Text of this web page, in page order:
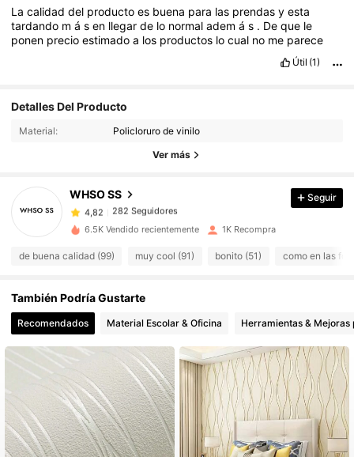
Lacalidaddel productoes buena para las prendasyesta
tardando másen llegarde lo normalademás . Deque le
ponen precioestimadoa los productos locual no me parece
Útil (1)
Detalles Del Producto
Material: Policloruro de vinilo
Ver más
WHSO SS
4,82 282 Seguidores
282 Seguidores
4,82 282 Seguidores
4,82 282 Seguidores
4,82
282 Seguidores
4,82 282 Seguidores
Seguir
6.5K Vendido recientemente 1K Recompra
de buena calidad (99) muy cool (91) bonito (51) como en las
También Podría Gustarte
Recomendados Material Escolar & Oficina Herramientas & Mejoras